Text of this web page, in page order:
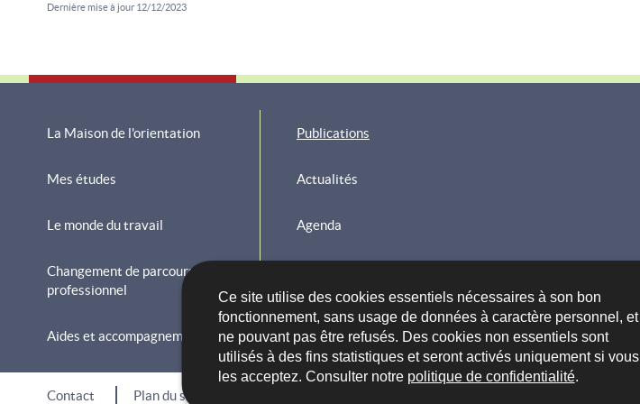
Ce site utilise des cookies essentiels nécessaires à son bon
fonctionnement, sans usage de données à caractère personnel, et
ne pouvant pas être refusés. Des cookies non essentiels sont
utilisés à des fins statistiques et seront activés uniquement si vous
les acceptez. Consulter notre politique de confidentialité.
Dernière mise à jour 12/12/2023
Menu
de
La Maison de l'orientation
Mes études
Le monde du travail
Changement de parcours
professionnel
Aides et accompagnements
Publications
Actualités
Agenda
Contact Plan du site